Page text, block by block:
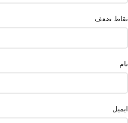
نقاط ضعف
نام
ایمیل